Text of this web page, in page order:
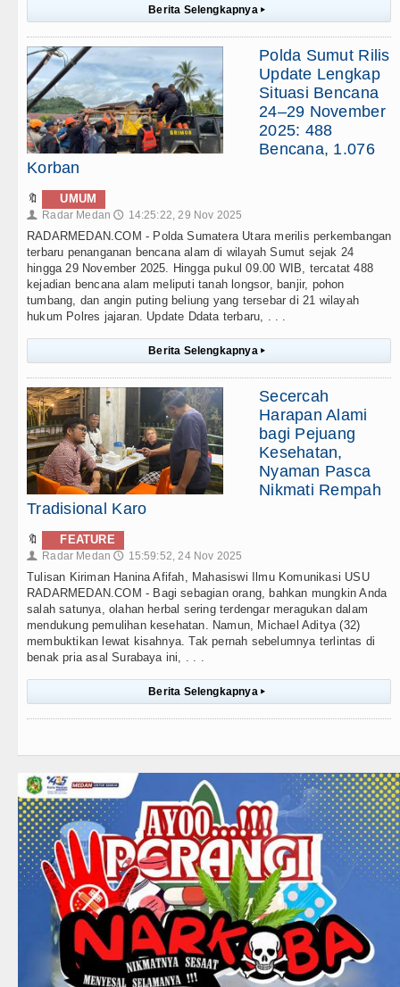
Berita Selengkapnya ▸
Polda Sumut Rilis
Update Lengkap
Situasi Bencana
24–29 November
2025: 488
Bencana, 1.076
Korban
🔖 UMUM
👤 Radar Medan 🕔 14:25:22, 29 Nov 2025
RADARMEDAN.COM - Polda Sumatera Utara merilis perkembangan
terbaru penanganan bencana alam di wilayah Sumut sejak 24
hingga 29 November 2025. Hingga pukul 09.00 WIB, tercatat 488
kejadian bencana alam meliputi tanah longsor, banjir, pohon
tumbang, dan angin puting beliung yang tersebar di 21 wilayah
hukum Polres jajaran. Update Ddata terbaru, . . .
Berita Selengkapnya ▸
Secercah
Harapan Alami
bagi Pejuang
Kesehatan,
Nyaman Pasca
Nikmati Rempah
Tradisional Karo
🔖 FEATURE
👤 Radar Medan 🕔 15:59:52, 24 Nov 2025
Tulisan Kiriman Hanina Afifah, Mahasiswi Ilmu Komunikasi USU
RADARMEDAN.COM - Bagi sebagian orang, bahkan mungkin Anda
salah satunya, olahan herbal sering terdengar meragukan dalam
mendukung pemulihan kesehatan. Namun, Michael Aditya (32)
membuktikan lewat kisahnya. Tak pernah sebelumnya terlintas di
benak pria asal Surabaya ini, . . .
Berita Selengkapnya ▸